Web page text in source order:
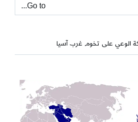
Go to...
الوعي على تخوم غرب آسيا